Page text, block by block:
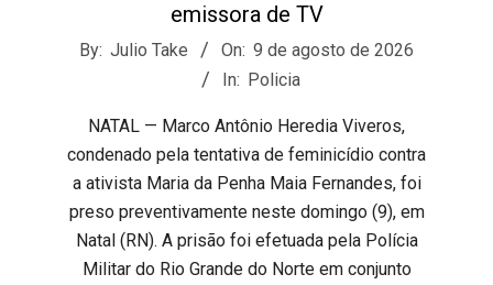
emissora de TV
2026-
By: Julio Take On: 9 de agosto de 2026
In: Policia
NATAL — Marco Antônio Heredia Viveros,
condenado pela tentativa de feminicídio contra
a ativista Maria da Penha Maia Fernandes, foi
preso preventivamente neste domingo (9), em
Natal (RN). A prisão foi efetuada pela Polícia
Militar do Rio Grande do Norte em conjunto